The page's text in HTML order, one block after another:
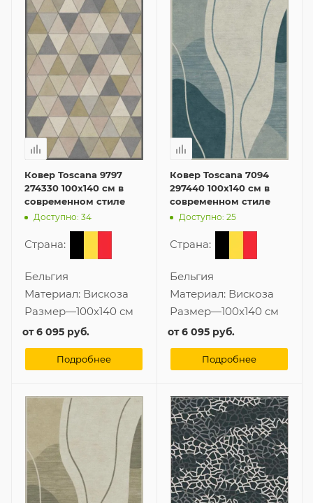
Ковер Toscana 9797
274330 100x140 см в
современном стиле
Доступно: 34
Страна:
Бельгия
Материал: Вискоза
Размер—100x140 см
от6 095 руб.
Подробнее
Ковер Toscana 7094
297440 100x140 см в
современном стиле
Доступно: 25
Страна:
Бельгия
Материал: Вискоза
Размер—100x140 см
от6 095 руб.
Подробнее